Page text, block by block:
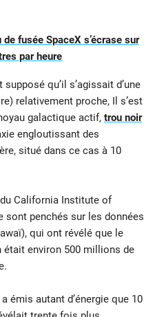
fusée SpaceX s’écrase sur
par heure
qu’il s’agissait d’une
relativement proche, Il s’est
galactique actif, trou noir
engloutissant des
situé dans ce cas à 10
California Institute of
sont penchés sur les données
qui ont révélé que le
environ 500 millions de
émis autant d’énergie que 10